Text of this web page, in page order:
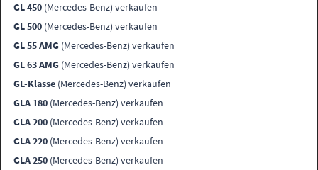
GL 450 (Mercedes-Benz) verkaufen
GL 500 (Mercedes-Benz) verkaufen
GL 55 AMG (Mercedes-Benz) verkaufen
GL 63 AMG (Mercedes-Benz) verkaufen
GL-Klasse (Mercedes-Benz) verkaufen
GLA 180 (Mercedes-Benz) verkaufen
GLA 200 (Mercedes-Benz) verkaufen
GLA 220 (Mercedes-Benz) verkaufen
GLA 250 (Mercedes-Benz) verkaufen